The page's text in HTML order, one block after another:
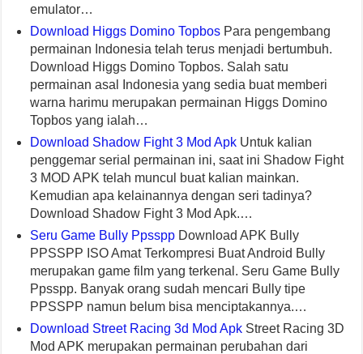
emulator…
Download Higgs Domino Topbos Para pengembang
permainan Indonesia telah terus menjadi bertumbuh.
Download Higgs Domino Topbos. Salah satu
permainan asal Indonesia yang sedia buat memberi
warna harimu merupakan permainan Higgs Domino
Topbos yang ialah…
Download Shadow Fight 3 Mod Apk Untuk kalian
penggemar serial permainan ini, saat ini Shadow Fight
3 MOD APK telah muncul buat kalian mainkan.
Kemudian apa kelainannya dengan seri tadinya?
Download Shadow Fight 3 Mod Apk.…
Seru Game Bully Ppsspp Download APK Bully
PPSSPP ISO Amat Terkompresi Buat Android Bully
merupakan game film yang terkenal. Seru Game Bully
Ppsspp. Banyak orang sudah mencari Bully tipe
PPSSPP namun belum bisa menciptakannya.…
Download Street Racing 3d Mod Apk Street Racing 3D
Mod APK merupakan permainan perubahan dari